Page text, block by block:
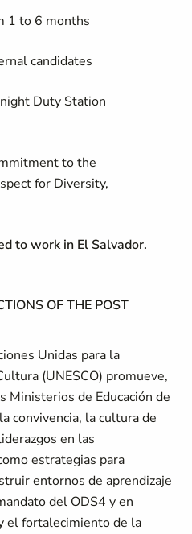
1 to 6 months
candidates
Duty Station
to the
for Diversity,
to work in El Salvador.
OF THE POST
Unidas para la
(UNESCO) promueve,
Ministerios de Educación de
convivencia, la cultura de
en las
estrategias para
entornos de aprendizaje
del ODS4 y en
el fortalecimiento de la